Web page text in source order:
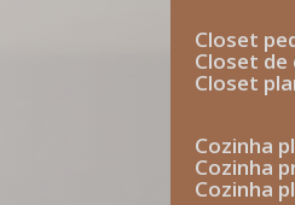
closet
closet
closet
cozinha
cozinha
cozinha